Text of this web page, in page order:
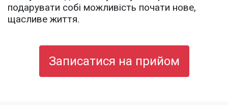
подарувати собі можливість почати нове,
щасливе життя.
Записатися на прийом